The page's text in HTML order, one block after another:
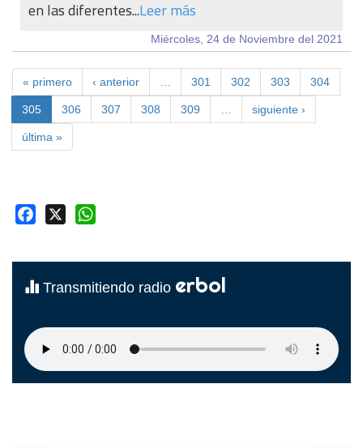
en las diferentes...Leer más
Miércoles, 24 de Noviembre del 2021
« primero ‹ anterior 301 302 303 304
305 306 307 308 309 siguiente ›
última »
Facebook
Transmitiendo radio erbol